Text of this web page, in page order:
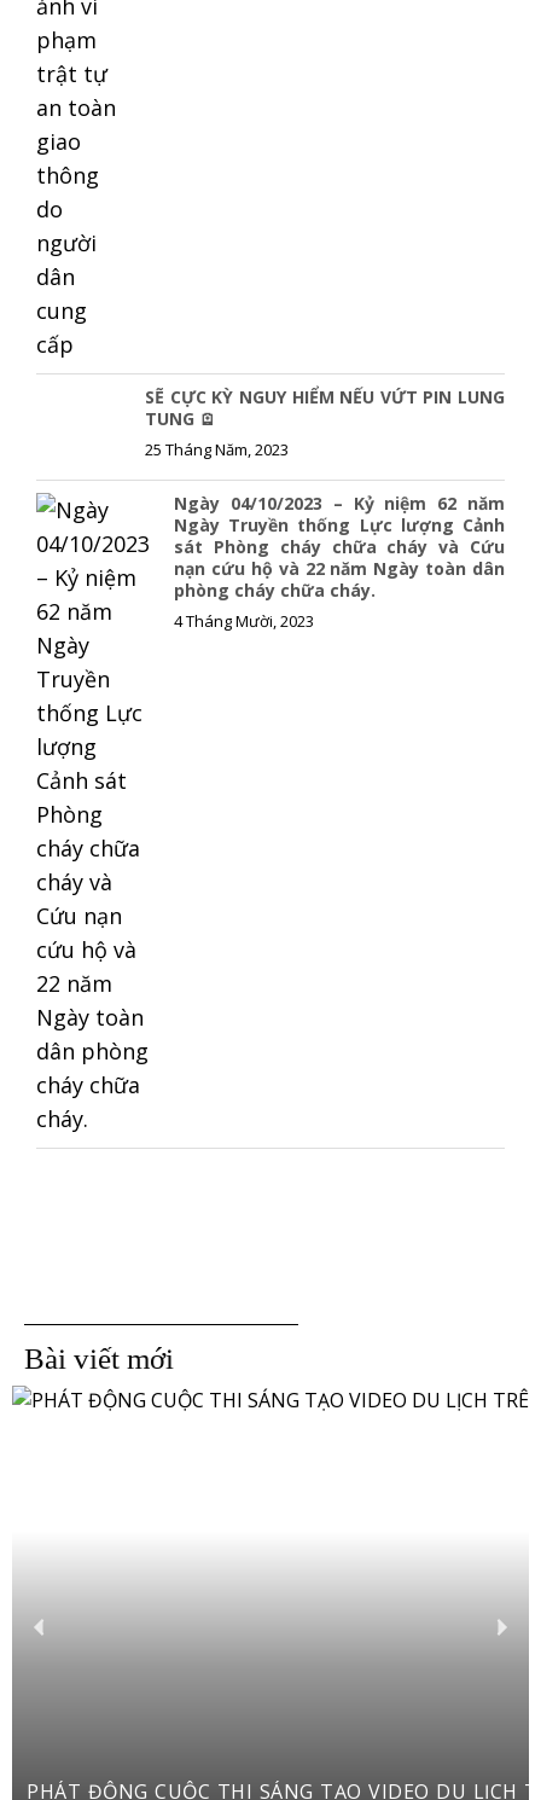
SẼ CỰC KỲ NGUY HIỂM NẾU VỨT PIN LUNG
TUNG 🪫
25 Tháng Năm, 2023
Ngày 04/10/2023 – Kỷ niệm 62 năm
Ngày Truyền thống Lực lượng Cảnh
sát Phòng cháy chữa cháy và Cứu
nạn cứu hộ và 22 năm Ngày toàn dân
phòng cháy chữa cháy.
4 Tháng Mười, 2023
Bài viết mới
PHÁT ĐỘNG CUỘC THI SÁNG TẠO VIDEO DU LỊCH TRÊN YOUTUBE SHORTS “VIỆT NAM: ĐI